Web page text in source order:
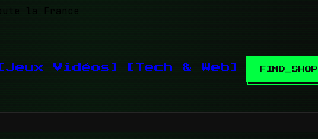
la France
[Jeux Vidéos] [Tech & Web] FIND_SHOP